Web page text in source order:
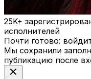
25K+
исполнителей
Почти готово:
Мы сохранили
публикацию после
close